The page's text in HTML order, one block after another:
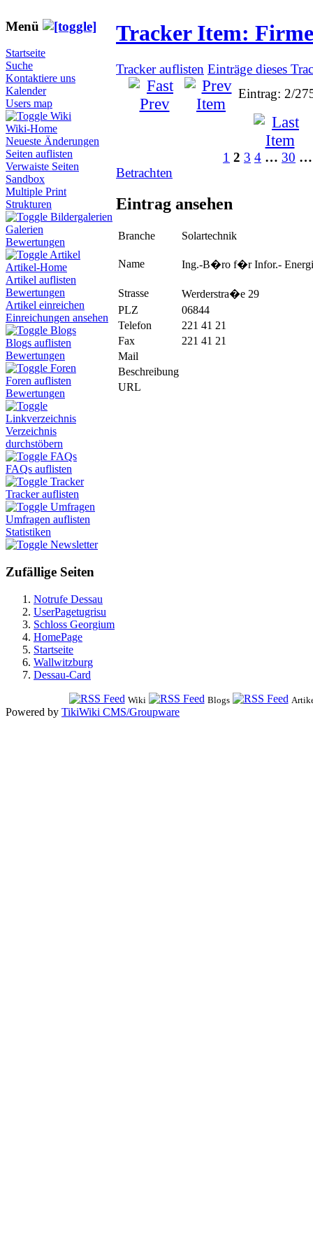
Menü
Startseite
Suche
Kontaktiere uns
Kalender
Users map
Wiki
Wiki-Home
Neueste Änderungen
Seiten auflisten
Verwaiste Seiten
Sandbox
Multiple Print
Strukturen
Bildergalerien
Galerien
Bewertungen
Artikel
Artikel-Home
Artikel auflisten
Bewertungen
Artikel einreichen
Einreichungen ansehen
Blogs
Blogs auflisten
Bewertungen
Foren
Foren auflisten
Bewertungen
Linkverzeichnis
Verzeichnis
durchstöbern
FAQs
FAQs auflisten
Tracker
Tracker auflisten
Umfragen
Umfragen auflisten
Statistiken
Newsletter
Zufällige Seiten
Notrufe Dessau
UserPagetugrisu
Schloss Georgium
HomePage
Startseite
Wallwitzburg
Dessau-Card
Tracker Item:
Tracker auflisten Einträge dieses
Eintrag: 2/
1 2 3 4 … 30 …
Betrachten
Eintrag ansehen
Branche Solartechnik
Name Ing.-B�ro f�r Infor.-
Strasse
Werderstra�e 29
PLZ
06844
Telefon
221 41 21
Fax
221 41 21
Mail
Beschreibung
URL
Wiki Blogs
Powered by TikiWiki CMS/Groupware